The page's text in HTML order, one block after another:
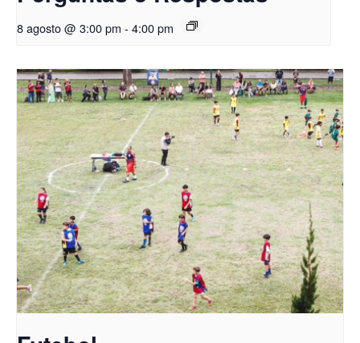
8 agosto @ 3:00 pm - 4:00 pm